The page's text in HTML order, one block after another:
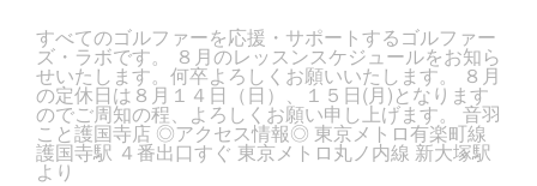
すべてのゴルファーを応援・サポートするゴルファー
ズ・ラボです。 ８月のレッスンスケジュールをお知ら
せいたします。何卒よろしくお願いいたします。 ８月
の定休日は８月１４日（日）、１５日(月)となります
のでご周知の程、よろしくお願い申し上げます。 音羽
こと護国寺店 ◎アクセス情報◎ 東京メトロ有楽町線
護国寺駅 ４番出口すぐ 東京メトロ丸ノ内線 新大塚駅
より